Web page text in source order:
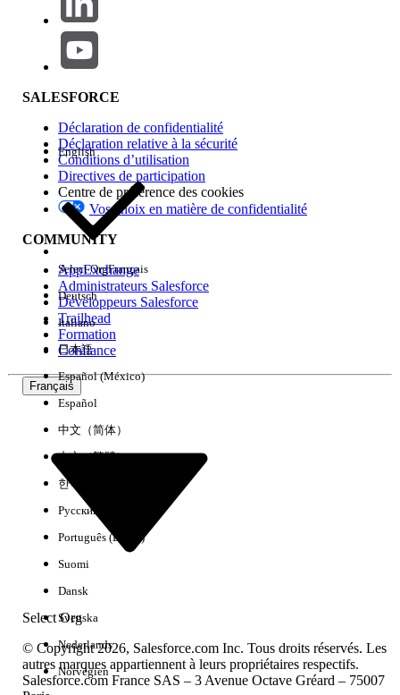
Impact des fonctionnalités
Edition
Expérience
Aucun résultat
SALESFORCE
Déclaration de confidentialité
Déclaration relative à la sécurité
Conditions d’utilisation
Directives de participation
Centre de préférence des cookies
Vos choix en matière de confidentialité
COMMUNITY
AppExchange
Administrateurs Salesforce
Développeurs Salesforce
Trailhead
Formation
Confiance
Français
Select Org
English
Select OrgFrançais
Deutsch
Italiano
日本語
Español (México)
Español
中文（简体）
中文（繁體）
한국어
Русский
Português (Brasil)
Suomi
Dansk
Svenska
Nederlands
Norvégien
© Copyright 2026, Salesforce.com Inc. Tous droits réservés. Les
autres marques appartiennent à leurs propriétaires respectifs.
Salesforce.com France SAS – 3 Avenue Octave Gréard – 75007